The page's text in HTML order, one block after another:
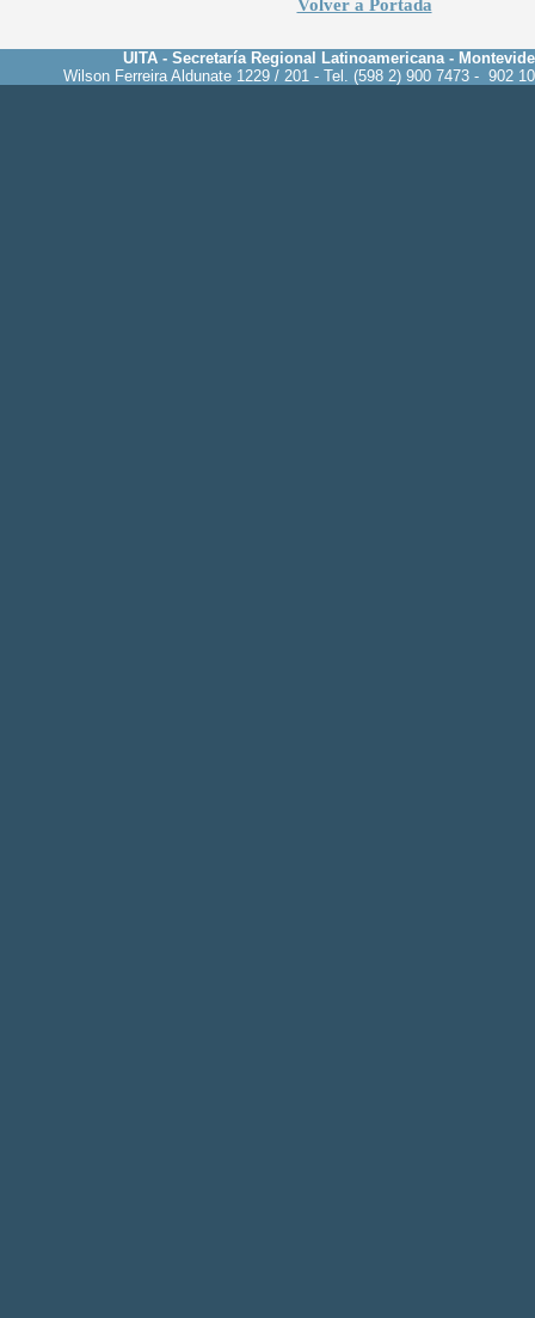
Volver a Portada
UITA - Secretaría Regional Latinoamericana -
Wilson Ferreira Aldunate 1229 / 201 - Tel. (598 2) 900 7473 - 902